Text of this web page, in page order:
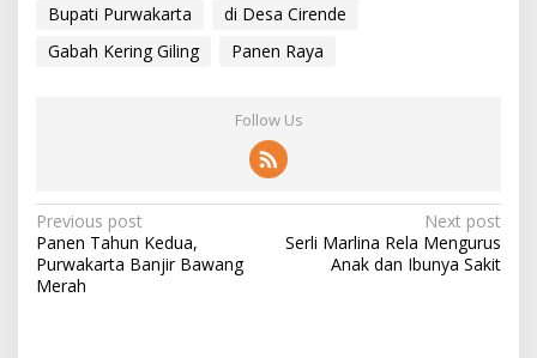
Bupati Purwakarta
di Desa Cirende
Gabah Kering Giling
Panen Raya
Follow Us
Post
navigation
Previous post
Panen Tahun Kedua,
Purwakarta Banjir Bawang
Merah
Next post
Serli Marlina Rela Mengurus
Anak dan Ibunya Sakit